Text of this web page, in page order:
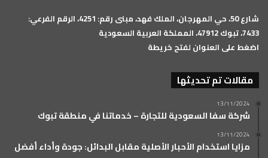
شارع 50، حي المهرجان، الملك فهد، مبنى رقم: 4251، الرقم الفرعي:
7433، تبوك 47912، المملكة العربية السعودية
اضغط على العنوان لفتح خريطة
مقالات تم تحديثها
13/11/2024
شركة سفا السعودية للتجارة – خدماتنا في منطقة تبوك
13/11/2024
مزايا استخدام الأحبار الأصلية مقابل البدائل: جودة وأداء أفضل